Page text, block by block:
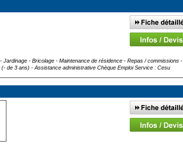
- Bricolage - Maintenance de résidence - Repas / commissions -
de 3 ans) - Assistance administrative Chèque Emploi Service : Cesu